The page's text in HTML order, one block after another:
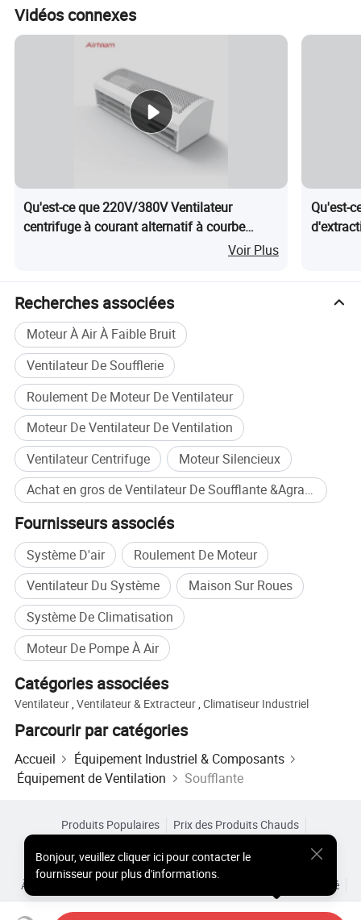
Vidéos connexes
Qu'est-ce que 220V/380V Ventilateur
centrifuge à courant alternatif à courbe
avant avec moteur asynchrone triphaséVoir Plus
Qu'est-
Recherches associées
Moteur À Air À Faible Bruit
Ventilateur De Soufflerie
Roulement De Moteur De Ventilateur
Moteur De Ventilateur De Ventilation
Ventilateur Centrifuge
Moteur Silencieux
Achat en gros de Ventilateur De Soufflante &Agrave; Moteur Centrifuge
Fournisseurs associés
Système D'air
Roulement De Moteur
Ventilateur Du Système
Maison Sur Roues
Système De Climatisation
Moteur De Pompe À Air
Catégories associées
Ventilateur,Ventilateur & Extracteur,Climatiseur Industriel
Parcourir par catégories
Accueil
Équipement Industriel & Composants
Équipement de Ventilation
Soufflante
Bonjour,veuillez cliquer ici pour contacter le
fournisseur pour plus d'informations.
Produits Populaires
Prix des Produits Chauds
Site PC
Aperçus
À Propos de
Accord d’Utilisateur
Politique de Confidentialité
Contact